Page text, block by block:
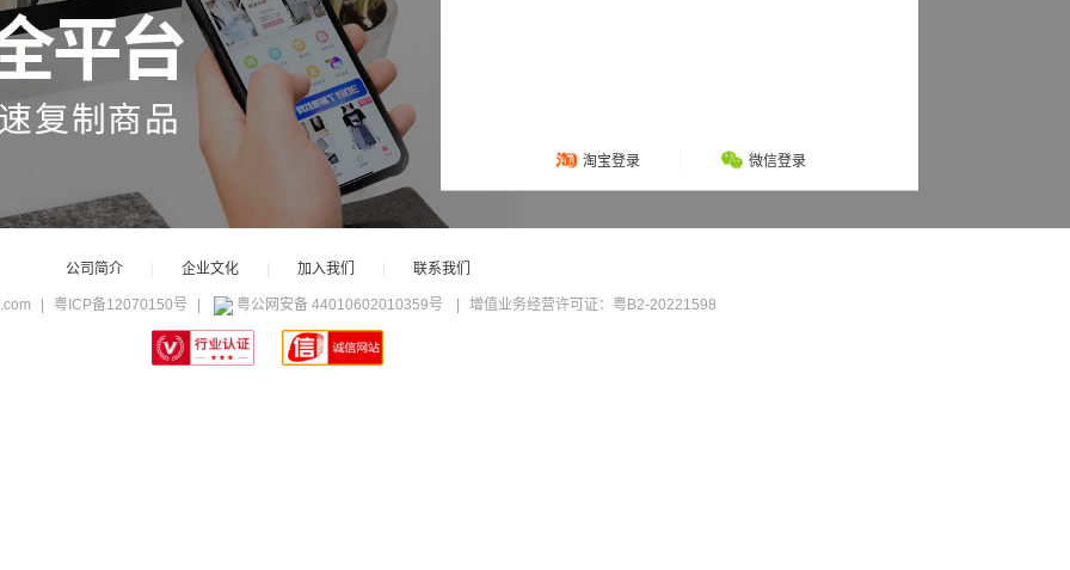
淘宝登录 微信登录
公司简介 企业文化 加入我们 联系我们
粤ICP备12070150号 粤公网安备 44010602010359号 增值业务经营许可证：粤B2-20221598